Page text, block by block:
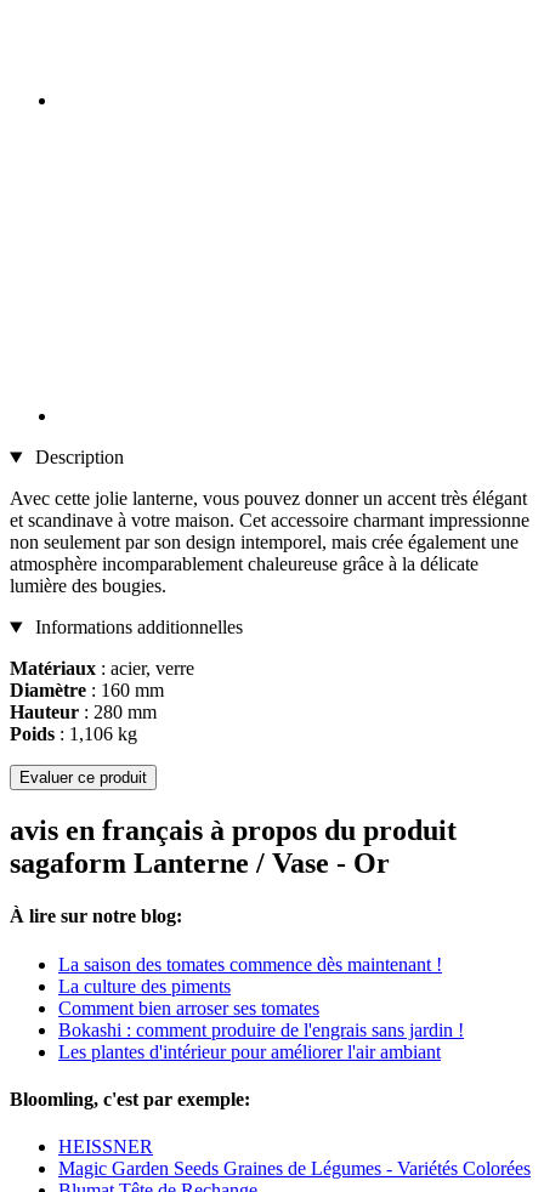
Description
Avec cette jolie lanterne, vous pouvez donner un accent très élégant
et scandinave à votre maison. Cet accessoire charmant impressionne
non seulement par son design intemporel, mais crée également une
atmosphère incomparablement chaleureuse grâce à la délicate
lumière des bougies.
Informations additionnelles
Matériaux : acier, verre
Diamètre : 160 mm
Hauteur : 280 mm
Poids : 1,106 kg
Evaluer ce produit
avis en français à propos du produit
sagaform Lanterne / Vase - Or
À lire sur notre blog:
La saison des tomates commence dès maintenant !
La culture des piments
Comment bien arroser ses tomates
Bokashi : comment produire de l'engrais sans jardin !
Les plantes d'intérieur pour améliorer l'air ambiant
Bloomling, c'est par exemple:
HEISSNER
Magic Garden Seeds Graines de Légumes - Variétés Colorées